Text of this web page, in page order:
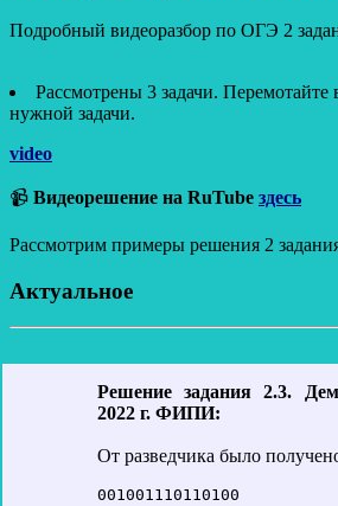
Подробный видеоразбор по ОГЭ 2
Рассмотрены 3 задачи. Перемотайте
нужной задачи.
video
📹 Видеорешение на RuTube здесь
Рассмотрим примеры решения 2
Актуальное
Решение задания 2.3.
2022 г. ФИПИ:
От разведчика было
001001110110100